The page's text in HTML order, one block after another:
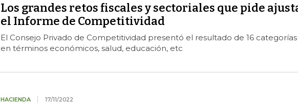
Los grandes retos fiscales y sectoriales que pide
el Informe de Competitividad
El Consejo Privado de Competitividad presentó el resultado de 16 categorías
en términos económicos, salud, educación, etc
HACIENDA 17/11/2022